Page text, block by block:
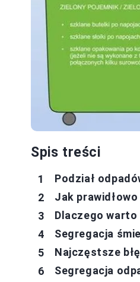
Spis treści
Podział
Jak
Dlaczego
Segregacja
Najczęstsze
Segregacja